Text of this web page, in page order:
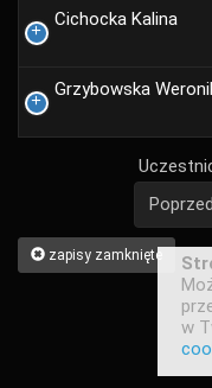
Cichocka Kalina
Grzybowska
zapisy zamknięte
w